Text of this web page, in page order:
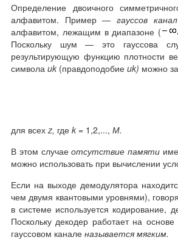
Определение двоичного
алфавитом. Пример —гауссов канал
алфавитом, лежащим в диапазоне (
Поскольку шум — это гауссова
результирующую функцию плотности
символа uk (правдоподобие uk) можно
для всехz, где k = 1,2,..., М.
В этом случаеотсутствие памяти
можно использовать при вычислении
Если на выходе демодулятора
чем двумя квантовыми уровнями),
в системе используется кодирование,
Поскольку декодер работает на
гауссовом канале называется мягким.